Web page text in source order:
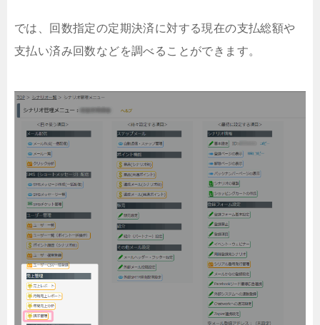
では、回数指定の定期決済に対する現在の支払総額や
支払い済み回数などを調べることができます。